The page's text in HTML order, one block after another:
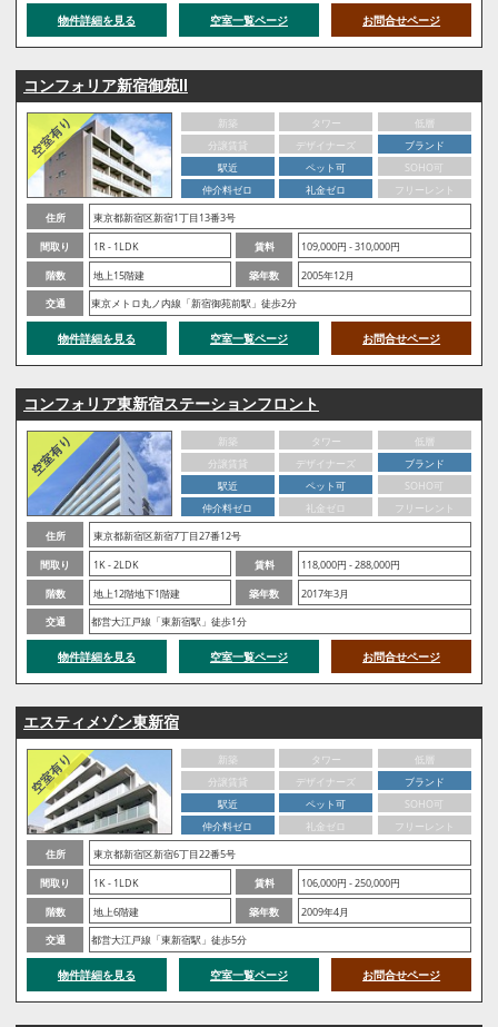
物件詳細を見る 空室一覧ページ お問合せページ
コンフォリア新宿御苑Ⅱ
新築 タワー
低層
分譲賃貸
デザイナーズ
ブランド
駅近
ペット可
SOHO可
仲介料ゼロ
礼金ゼロ
フリーレント
住所
東京都新宿区新宿1丁目13番3号
間取り
1R - 1LDK 賃料
109,000円 - 310,000円
階数
地上15階建 築年数
2005年12月
交通
東京メトロ丸ノ内線「新宿御苑前駅」徒歩2分
物件詳細を見る 空室一覧ページ お問合せページ
コンフォリア東新宿ステーションフロント
新築 タワー
低層
分譲賃貸
デザイナーズ
ブランド
駅近
ペット可
SOHO可
仲介料ゼロ
礼金ゼロ
フリーレント
住所
東京都新宿区新宿7丁目27番12号
間取り
1K - 2LDK 賃料
118,000円 - 288,000円
階数
地上12階地下1階建 築年数
2017年3月
交通
都営大江戸線「東新宿駅」徒歩1分
物件詳細を見る 空室一覧ページ お問合せページ
エスティメゾン東新宿
新築 タワー
低層
分譲賃貸
デザイナーズ
ブランド
駅近
ペット可
SOHO可
仲介料ゼロ
礼金ゼロ
フリーレント
住所
東京都新宿区新宿6丁目22番5号
間取り
1K - 1LDK 賃料
106,000円 - 250,000円
階数
地上6階建 築年数
2009年4月
交通
都営大江戸線「東新宿駅」徒歩5分
物件詳細を見る 空室一覧ページ お問合せページ